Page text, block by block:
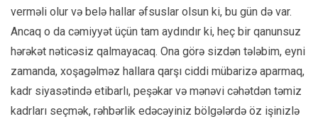
verməli olur və belə hallar əfsuslar olsun ki, bu gün də var.
Ancaq o da cəmiyyət üçün tam aydındır ki, heç bir qanunsuz
hərəkət nəticəsiz qalmayacaq. Ona görə sizdən tələbim, eyni
zamanda, xoşagəlməz hallara qarşı ciddi mübarizə aparmaq,
kadr siyasətində etibarlı, peşəkar və mənəvi cəhətdən təmiz
kadrları seçmək, rəhbərlik edəcəyiniz bölgələrdə öz işinizlə